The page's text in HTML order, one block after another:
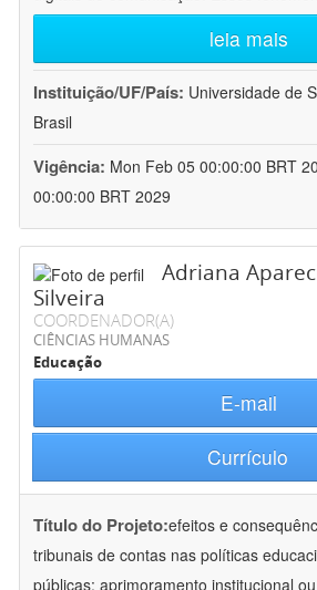
leia mais
Instituição/UF/País: Universidade de
Brasil
Vigência: Mon Feb 05 00:00:00 BRT
00:00:00 BRT 2029
Adriana
Silveira
COORDENADOR(A)
CIÊNCIAS HUMANAS
Educação
E-mail
Currículo
Título do Projeto:efeitos e
tribunais de contas nas políticas
públicas: aprimoramento institucional